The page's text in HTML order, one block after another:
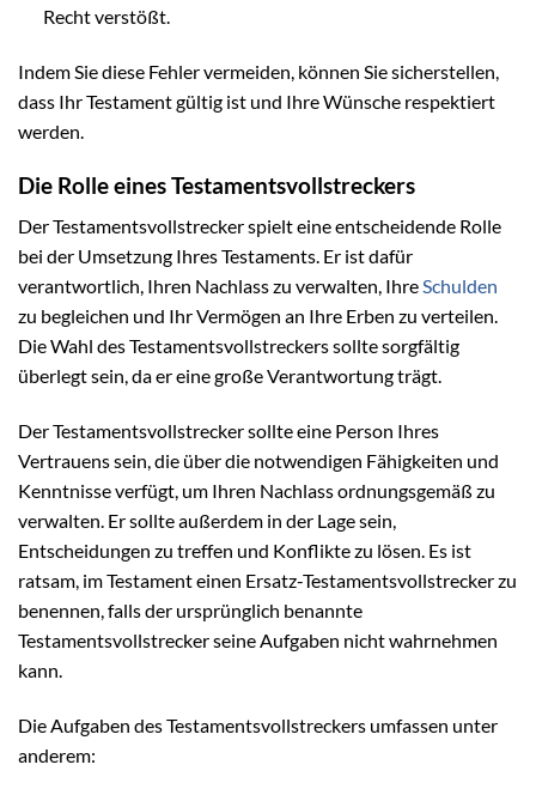
Recht verstößt.
Indem Sie diese Fehler vermeiden, können Sie sicherstellen,
dass Ihr Testament gültig ist und Ihre Wünsche respektiert
werden.
Die Rolle eines Testamentsvollstreckers
Der Testamentsvollstrecker spielt eine entscheidende Rolle
bei der Umsetzung Ihres Testaments. Er ist dafür
verantwortlich, Ihren Nachlass zu verwalten, IhreSchulden
zu begleichen und Ihr Vermögen an Ihre Erben zu verteilen.
Die Wahl des Testamentsvollstreckers sollte sorgfältig
überlegt sein, da er eine große Verantwortung trägt.
Der Testamentsvollstrecker sollte eine Person Ihres
Vertrauens sein, die über die notwendigen Fähigkeiten und
Kenntnisse verfügt, um Ihren Nachlass ordnungsgemäß zu
verwalten. Er sollte außerdem in der Lage sein,
Entscheidungen zu treffen und Konflikte zu lösen. Es ist
ratsam, im Testament einen Ersatz-Testamentsvollstrecker zu
benennen, falls der ursprünglich benannte
Testamentsvollstrecker seine Aufgaben nicht wahrnehmen
kann.
Die Aufgaben des Testamentsvollstreckers umfassen unter
anderem: